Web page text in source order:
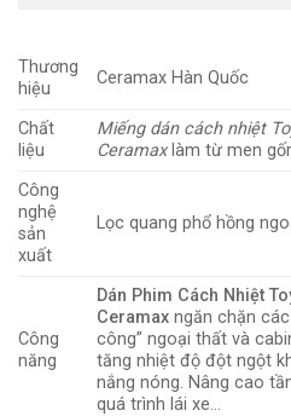
Thương
hiệu
Ceramax Hàn Quốc
Chất
liệu
Miếng dán cách nhiệt
Ceramax làm từ men
Công
nghệ
sản
xuất
Lọc quang phổ hồng
Công
năng
Dán Phim Cách Nhiệt
Ceramaxngăn chặn
công” ngoại thất và
tăng nhiệt độ đột ngột
nắng nóng. Nâng cao
quá trình lái xe…